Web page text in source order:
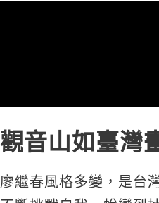
觀音山如臺灣
廖繼春風格多變，是台